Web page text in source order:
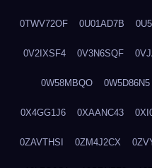
0TWV72OF 0U01AD7B
0V2IXSF4 0V3N6SQF
0W58MBQO 0W5D86N5
0X4GG1J6 0XAANC43
0ZAVTHSI 0ZM4J2CX